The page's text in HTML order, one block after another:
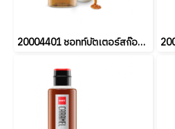
20004401 ชอทท์บัตเตอร์สก๊อต 1L